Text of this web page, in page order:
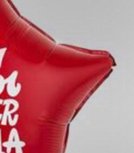
и
ФЛАВЭЛЬ. Мы не